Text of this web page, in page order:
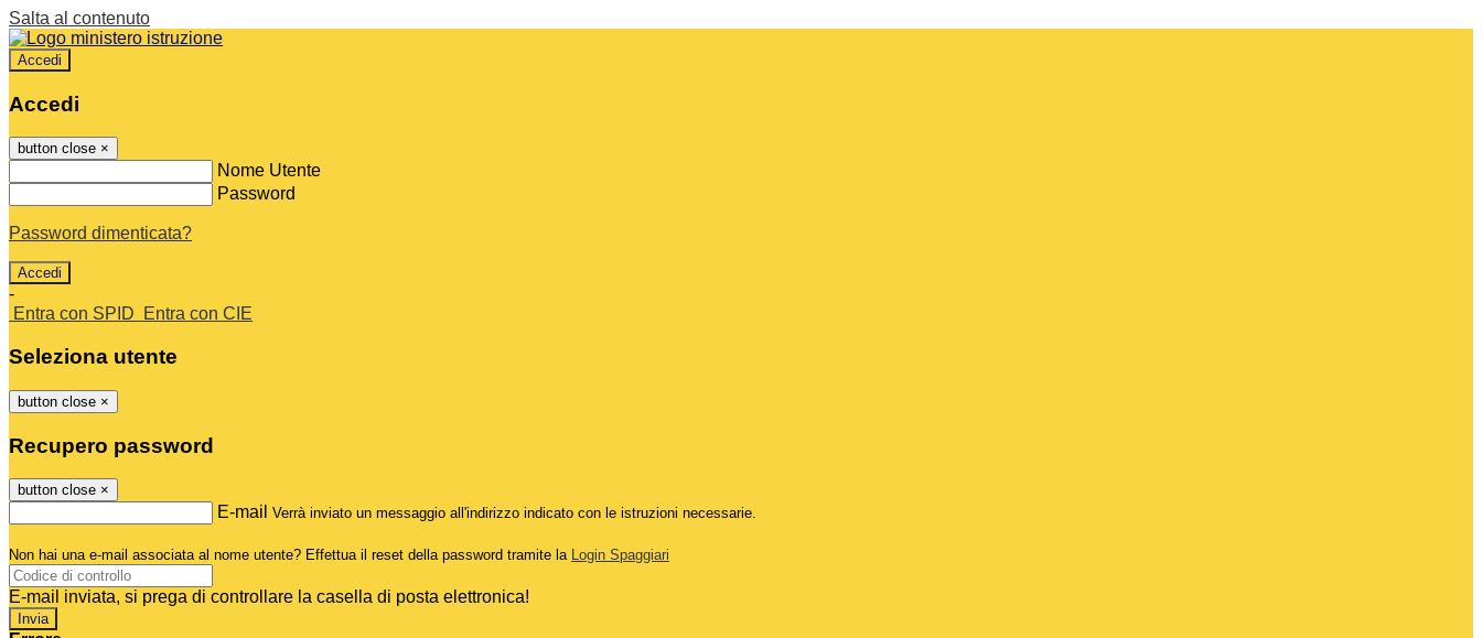
Salta al contenuto
Accedi
Accedi
button close ×
Nome Utente
Password
Password dimenticata?
-
Entra con SPID
Entra con CIE
Seleziona utente
button close ×
Recupero password
button close ×
E-mail Verrà inviato un messaggio all'indirizzo indicato con le istruzioni necessarie.
Non hai una e-mail associata al nome utente? Effettua il reset della password tramite la Login Spaggiari
E-mail inviata, si prega di controllare la casella di posta elettronica!